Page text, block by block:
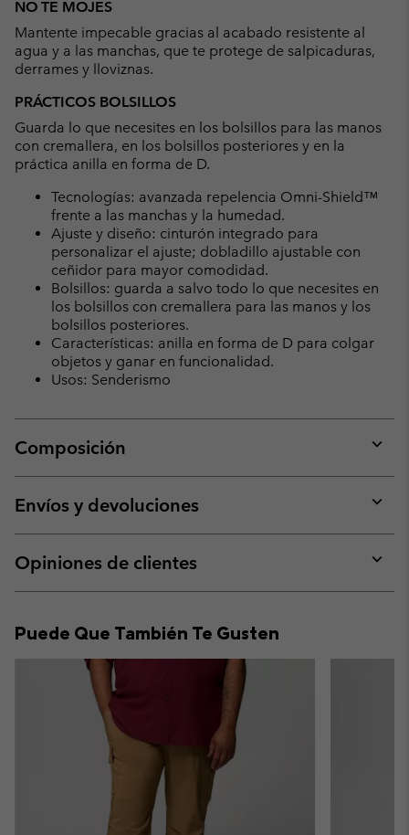
NO TE MOJES
Mantente impecable gracias al acabado resistente al
agua y a las manchas, que te protege de salpicaduras,
derrames y lloviznas.
PRÁCTICOS BOLSILLOS
Guarda lo que necesites en los bolsillos para las manos
con cremallera, en los bolsillos posteriores y en la
práctica anilla en forma de D.
Tecnologías: avanzada repelencia Omni-Shield™
frente a las manchas y la humedad.
Ajuste y diseño: cinturón integrado para
personalizar el ajuste; dobladillo ajustable con
ceñidor para mayor comodidad.
Bolsillos: guarda a salvo todo lo que necesites en
los bolsillos con cremallera para las manos y los
bolsillos posteriores.
Características: anilla en forma de D para colgar
objetos y ganar en funcionalidad.
Usos: Senderismo
Composición
or
Envíos y devoluciones
or
Opiniones de clientes
or
Puede Que También Te Gusten